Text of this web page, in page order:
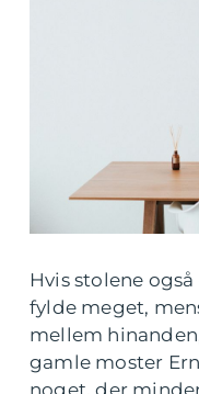
Hvis stolene
fylde meget,
mellem
gamle moster
noget, der